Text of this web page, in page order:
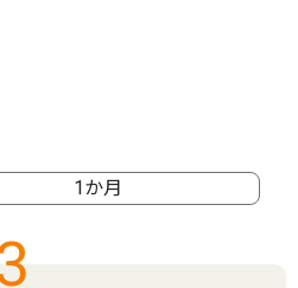
1か月